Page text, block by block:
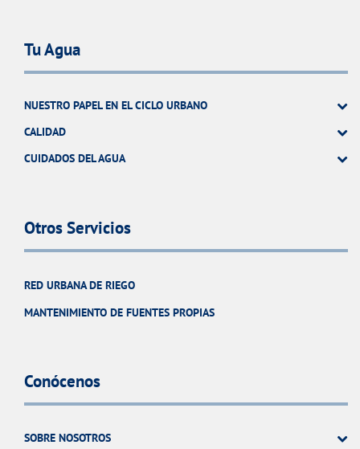
Tu Agua
NUESTRO PAPEL EN EL CICLO URBANO
CALIDAD
CUIDADOS DEL AGUA
Otros Servicios
RED URBANA DE RIEGO
MANTENIMIENTO DE FUENTES PROPIAS
Conócenos
SOBRE NOSOTROS